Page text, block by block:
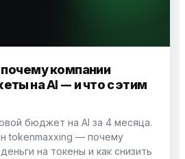
компании
на AI — и что с этим
бюджет на AI за 4 месяца.
tokenmaxxing — почему
на токены и как снизить